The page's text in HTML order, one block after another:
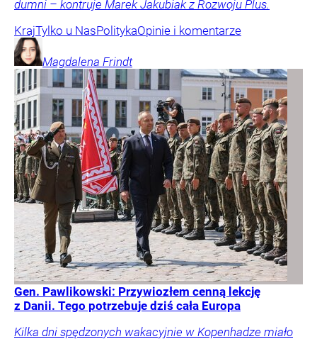
dumni – kontruje Marek Jakubiak z Rozwoju Plus.
KrajTylko u NasPolitykaOpinie i komentarze
Magdalena Frindt
Gen. Pawlikowski: Przywiozłem cenną lekcję
z Danii. Tego potrzebuje dziś cała Europa
Kilka dni spędzonych wakacyjnie w Kopenhadze miało